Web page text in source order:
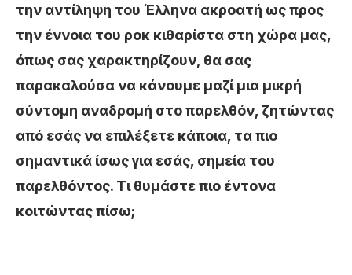
την αντίληψη του Έλληνα ακροατή ως προς
την έννοια του ροκ κιθαρίστα στη χώρα μας,
όπως σας χαρακτηρίζουν, θα σας
παρακαλούσα να κάνουμε μαζί μια μικρή
σύντομη αναδρομή στο παρελθόν, ζητώντας
από εσάς να επιλέξετε κάποια, τα πιο
σημαντικά ίσως για εσάς, σημεία του
παρελθόντος. Τι θυμάστε πιο έντονα
κοιτώντας πίσω;